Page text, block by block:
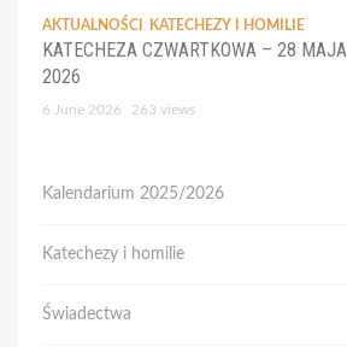
AKTUALNOŚCI KATECHEZY I HOMILIE
KATECHEZA CZWARTKOWA – 28 MAJA
2026
6 June 2026 263 views
Kalendarium 2025/2026
Katechezy i homilie
Świadectwa